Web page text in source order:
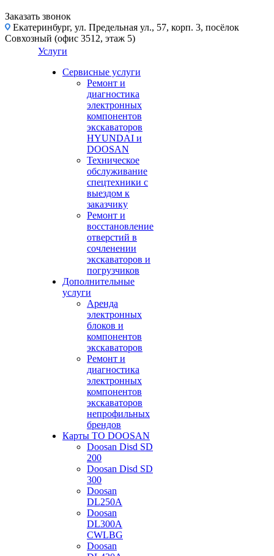
Заказать звонок
Екатеринбург, ул. Предельная ул., 57, корп. 3, посёлок
Совхозный (офис 3512, этаж 5)
Услуги
Сервисные услуги
Ремонт и
диагностика
электронных
компонентов
экскаваторов
HYUNDAI и
DOOSAN
Техническое
обслуживание
спецтехники с
выездом к
заказчику
Ремонт и
восстановление
отверстий в
сочленении
экскаваторов и
погрузчиков
Дополнительные
услуги
Аренда
электронных
блоков и
компонентов
экскаваторов
Ремонт и
диагностика
электронных
компонентов
экскаваторов
непрофильных
брендов
Карты ТО DOOSAN
Doosan Disd SD
200
Doosan Disd SD
300
Doosan
DL250A
Doosan
DL300A
CWLBG
Doosan